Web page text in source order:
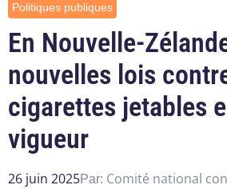
Politiques publiques
En Nouvelle-
nouvelles lois
cigarettes jetables
vigueur
26 juin 2025Par: Comité national